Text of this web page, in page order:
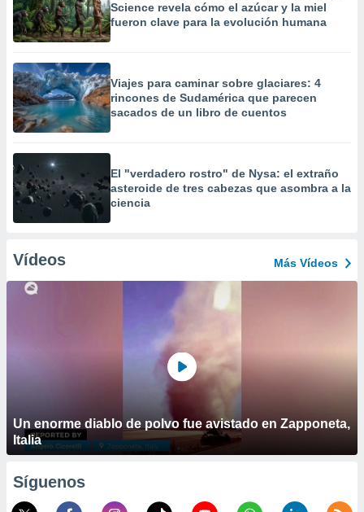
Science revela cómo el azúcar y la miel
fueron clave para la evolución humana
Viajes para caminar sobre glaciares: 4
rincones de Sudamérica que parecen
sacados de un libro de cuentos
El "verdadero rostro" de Nysa: el extraño
asteroide de tres cabezas que asombra a la
ciencia
Vídeos Más Vídeos
Un enorme diablo de polvo fue avistado en Zapponeta,
Italia
Síguenos